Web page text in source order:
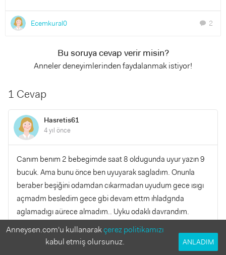
Ecemkural0 chat 2
Bu soruya cevap verir misin?
Anneler deneyimlerinden faydalanmak istiyor!
1 Cevap
Hasretis61
4 yıl önce
Canım benım 2 bebegimde saat 8 oldugunda uyur yazın 9
bucuk. Ama bunu önce ben uyuyarak sagladım. Onunla
beraber beşiğini odamdan cıkarmadan uyudum gece ısıgı
açmadm besledim gece gbi devam ettm ıhladgnda
aglamadıgı aürece almadım.. Uyku odaklı davrandım.
YANITLA
0
Anneysen.com'u kullanarakçerez politikamızı
kabul etmiş olursunuz.
ANLADIM